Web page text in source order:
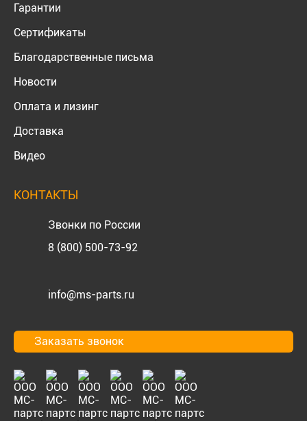
Гарантии
Сертификаты
Благодарственные письма
Новости
Оплата и лизинг
Доставка
Видео
КОНТАКТЫ
Звонки по России
8 (800) 500-73-92
info@ms-parts.ru
Заказать звонок